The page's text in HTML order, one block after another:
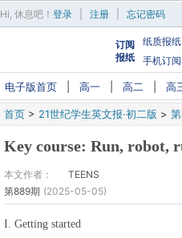
Hi, 休息吧 ！ 登录 注册 忘记密码
订阅
报纸
纸质报纸
手机订阅
电子版首页 高一 高二 高
首页 > 21世纪学生英文报·初二版 >
Key course: Run, robot,
本文作者：
TEENS
第889期 (2025-05-05)
I. Getting started